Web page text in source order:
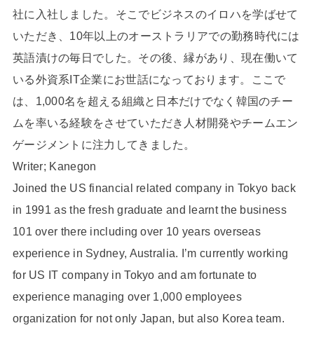
社に入社しました。そこでビジネスのイロハを学ばせて
いただき、10年以上のオーストラリアでの勤務時代には
英語漬けの毎日でした。その後、縁があり、現在働いて
いる外資系IT企業にお世話になっております。ここで
は、1,000名を超える組織と日本だけでなく韓国のチー
ムを率いる経験をさせていただき人材開発やチームエン
ゲージメントに注力してきました。
Writer; Kanegon
Joined the US financial related company in Tokyo back
in 1991 as the fresh graduate and learnt the business
101 over there including over 10 years overseas
experience in Sydney, Australia. I’m currently working
for US IT company in Tokyo and am fortunate to
experience managing over 1,000 employees
organization for not only Japan, but also Korea team.